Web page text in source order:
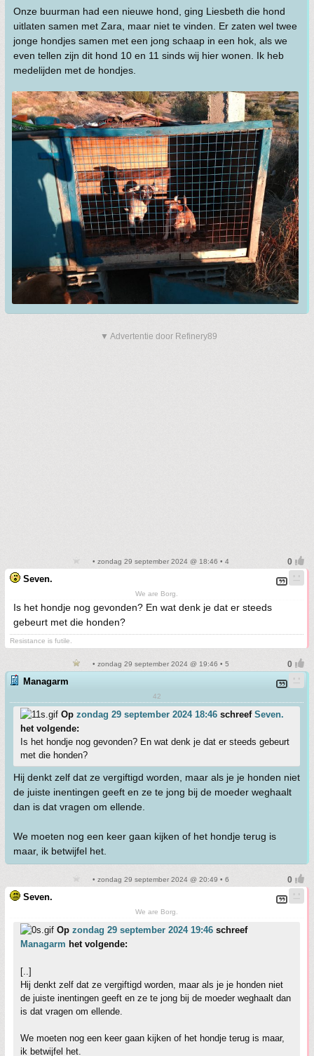
Onze buurman had een nieuwe hond, ging Liesbeth die hond
uitlaten samen met Zara, maar niet te vinden. Er zaten wel twee
jonge hondjes samen met een jong schaap in een hok, als we
even tellen zijn dit hond 10 en 11 sinds wij hier wonen. Ik heb
medelijden met de hondjes.
▼ Advertentie door Refinery89
• zondag 29 september 2024 @ 18:46 • 4
Seven.
We are Borg.
Is het hondje nog gevonden? En wat denk je dat er steeds
gebeurt met die honden?
Resistance is futile.
• zondag 29 september 2024 @ 19:46 • 5
Managarm
42
Op zondag 29 september 2024 18:46 schreef Seven.
het volgende:
Is het hondje nog gevonden? En wat denk je dat er steeds gebeurt
met die honden?
Hij denkt zelf dat ze vergiftigd worden, maar als je je honden niet
de juiste inentingen geeft en ze te jong bij de moeder weghaalt
dan is dat vragen om ellende.
We moeten nog een keer gaan kijken of het hondje terug is
maar, ik betwijfel het.
• zondag 29 september 2024 @ 20:49 • 6
Seven.
We are Borg.
Op zondag 29 september 2024 19:46 schreef
Managarm het volgende:
[..]
Hij denkt zelf dat ze vergiftigd worden, maar als je je honden niet
de juiste inentingen geeft en ze te jong bij de moeder weghaalt dan
is dat vragen om ellende.
We moeten nog een keer gaan kijken of het hondje terug is maar,
ik betwijfel het.